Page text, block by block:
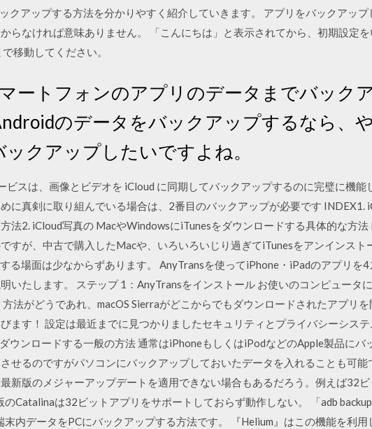
クアップする方法を分かりやすく紹介していきます。 アプリをバックアッ
らなければ意味ありません。 「こんにちは」と表示されてから、初期設定
移動してください。
ートフォンのアプリのデータまでバック
のデータをバックアップするなら、
クアップしたいですよね。
ビスは、画像とビデオを iCloud に同期してバックアップするのに完璧に機
に真剣に取り組んでいる場合は、2番目のバックアップが必要です INDEX1.
法2. iCloud写真の MacやWindowsにiTunesをダウンロードする具体的な方
すが、中古で購入したMacや、いろいろいじり過ぎてiTunesをアンインスト
る場面は少なからずあります。 AnyTransを使ってiPhone・iPadのアプリを
いたします。 ステップ 1：AnyTransをインストール お使いのコンピュータ
法がどうであれ、macOS Sierraがどこからでもダウンロードされたアプリ
ます！ 設定は最近までに見つかりましたセキュリティとプライバシーシス
ウンロードする一般の方法 通常はiPhoneもしくはiPodなどのApple製品にバ
せるのですがパソコンにバックアップしておいたデータを入れることも可
新版のメジャーアップデートを適用できない場合もあるだろう。例えば32
Catalinaは32ビットアプリをサポートしておらず動作しない。 「adb
内データをPCにバックアップする方法です。 『Helium』はこの機能を利